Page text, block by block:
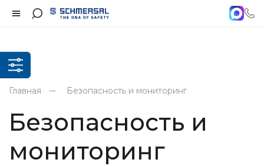
Главная Безопасность и мониторинг
Безопасность и
мониторинг